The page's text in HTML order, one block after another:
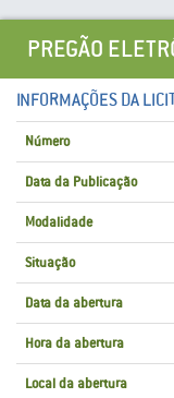
PREGÃO
INFORMAÇÕES DA
Número
Data da Publicação
Modalidade
Situação
Data da abertura
Hora da abertura
Local da abertura